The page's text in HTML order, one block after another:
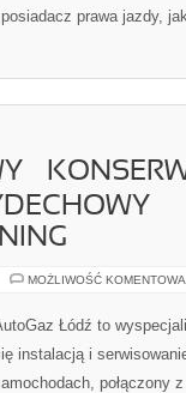
prawa jazdy,
–
–
MOŻLIWOŚĆ
Łódź to
instalacją i
połączony